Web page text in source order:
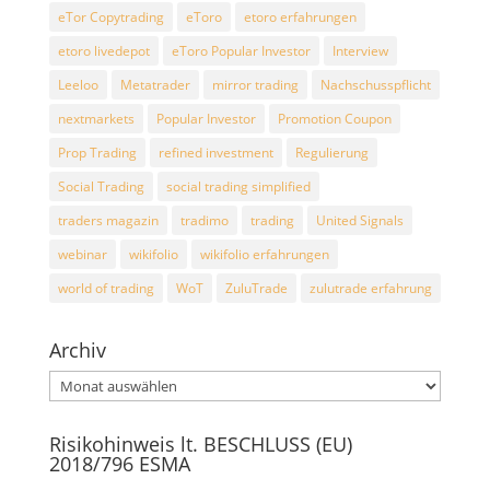
eTor Copytrading
eToro
etoro erfahrungen
etoro livedepot
eToro Popular Investor
Interview
Leeloo
Metatrader mirror trading
Nachschusspflicht
nextmarkets
Popular Investor
Promotion Coupon
Prop Trading
refined investment
Regulierung
Social Trading
social trading simplified
traders magazin
tradimo trading
United Signals
webinar
wikifolio
wikifolio erfahrungen
world of trading
WoT ZuluTrade zulutrade erfahrung
Archiv
Archiv
Risikohinweis lt. BESCHLUSS (EU)
2018/796 ESMA